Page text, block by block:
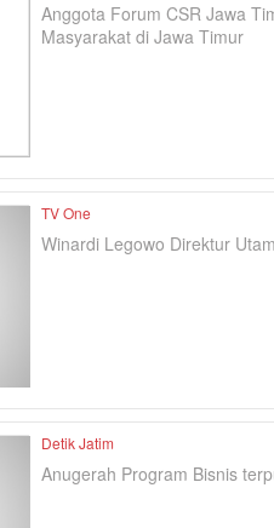
Anggota Forum CSR Jawa
Masyarakat di Jawa Timur
TV One
Winardi Legowo Direktur
Detik Jatim
Anugerah Program Bisnis